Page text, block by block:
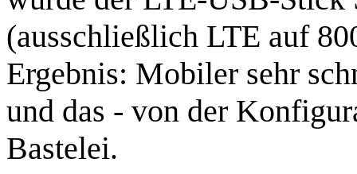
(ausschließlich LTE auf
Ergebnis: Mobiler sehr
und das - von der
Bastelei.